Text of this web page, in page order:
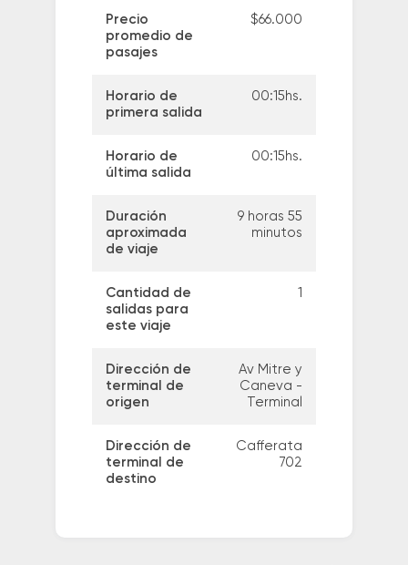
Precio
promedio de
pasajes
$66.000
Horario de
primera salida
00:15hs.
Horario de
última salida
00:15hs.
Duración
aproximada
de viaje
9 horas 55
minutos
Cantidad de
salidas para
este viaje
1
Dirección de
terminal de
origen
Av Mitre y
Caneva -
Terminal
Dirección de
terminal de
destino
Cafferata
702